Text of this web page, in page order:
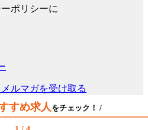
ポリシーに
すめ求人をチェック！ /